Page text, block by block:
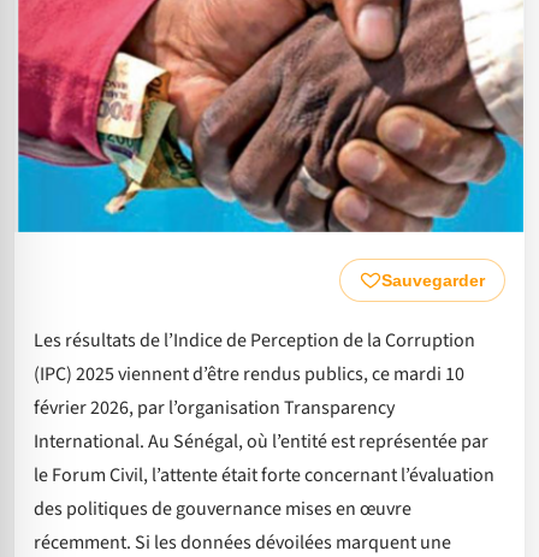
Sauvegarder
Les résultats de l’Indice de Perception de la Corruption
(IPC) 2025 viennent d’être rendus publics, ce mardi 10
février 2026, par l’organisation Transparency
International. Au Sénégal, où l’entité est représentée par
le Forum Civil, l’attente était forte concernant l’évaluation
des politiques de gouvernance mises en œuvre
récemment. Si les données dévoilées marquent une